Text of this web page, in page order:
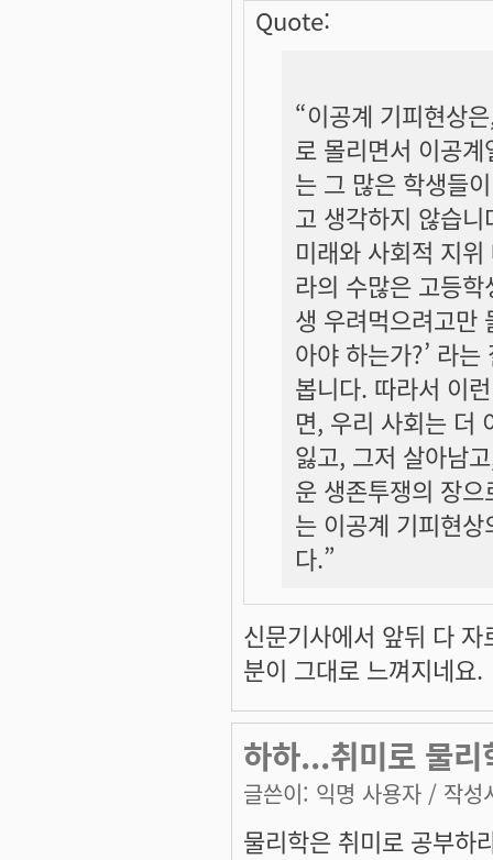
Quote:
“이공계 기피현상
로 몰리면서 이공
는 그 많은 학생들
고 생각하지 않습
미래와 사회적 지
라의 수많은 고등
생 우려먹으려고만
아야 하는가?’ 라
봅니다. 따라서 이
면, 우리 사회는 더
잃고, 그저 살아남
운 생존투쟁의 장
는 이공계 기피현
다.”
신문기사에서 앞뒤 다
분이 그대로 느껴지네요.
하하...취미로 물
글쓴이: 익명 사용자 / 작성
물리학은 취미로 공부하